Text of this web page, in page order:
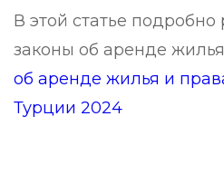
В этой статье
законы об аренде
об аренде жилья и
Турции 2024